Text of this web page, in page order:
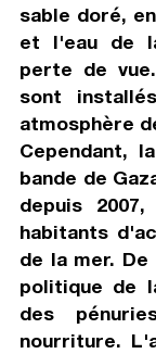
sable doré,
et l'eau de
perte de
sont
atmosphère
Cependant,
bande de
depuis
habitants
de la mer.
politique de
des
nourriture.